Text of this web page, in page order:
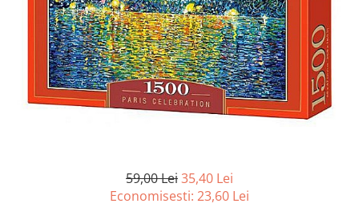
Portofolii/ Clasoare pentru carti
The Army Painter
Organizatoare
Carti
Merch Lex Hobby Store59,00 Lei35,40 Lei
Economisesti: 23,60 Lei